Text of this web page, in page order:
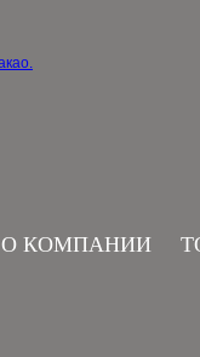
О КОМПАНИИ